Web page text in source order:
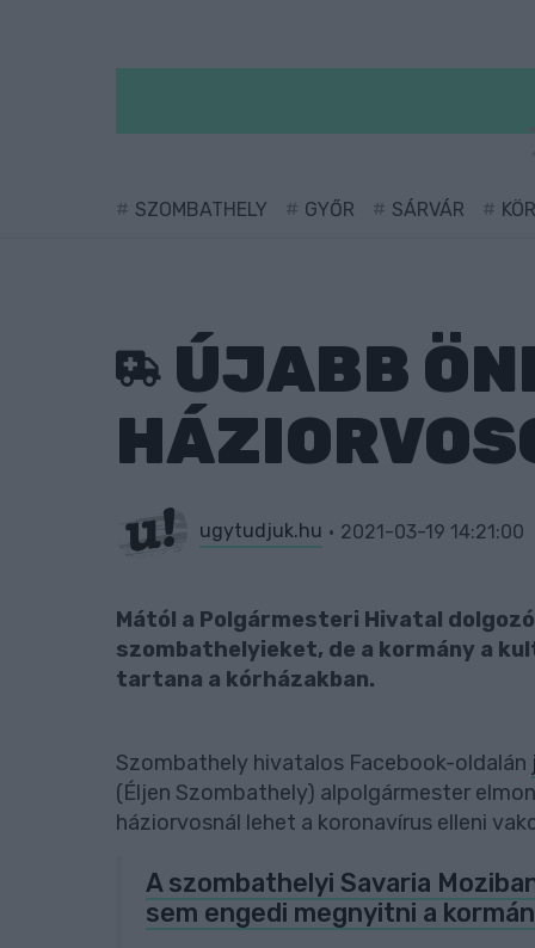
SZOMBATHELY GYŐR SÁRVÁR
ÚJABB
ugytudjuk.hu 2021-03-19 14:21:00
Mától a Polgármesteri Hivatal
szombathelyieket, de a kormány a
tartana a kórházakban.
Szombathely hivatalos Facebook-oldalán
(Éljen Szombathely) alpolgármester
háziorvosnál lehet a koronavírus elleni
A szombathelyi Savaria
sem engedi megnyitni a